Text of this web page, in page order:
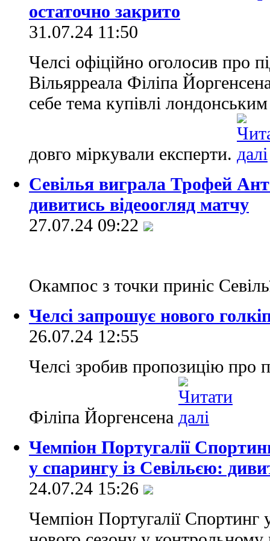
остаточно закрито
31.07.24 11:50
Челсі офіційно оголосив про
Вільярреала Філіпа
себе тема купівлі
довго міркували експерти.
Севілья виграла Трофей
дивитись відеоогляд матчу
27.07.24 09:22
Окампос з точки приніс
Челсі запрошує нового
26.07.24 12:55
Челсі зробив пропозицію про
Філіпа Йоргенсена
Чемпіон Португалії
у спарингу із Севільєю:
24.07.24 15:26
Чемпіон Португалії Спортинг